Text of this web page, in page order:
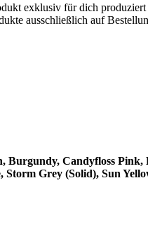
exklusiv für dich
ausschließlich auf
Burgundy, Candyfloss
Grey (Solid), Sun